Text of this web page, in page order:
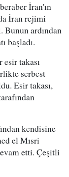
İran'ın
İran rejimi
Bunun ardından
başladı.
takası
serbest
Esir takası,
kendisine
el Mısri
etti. Çeşitli